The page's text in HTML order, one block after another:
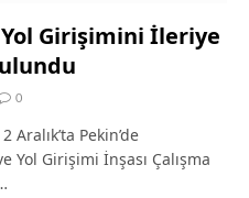
Girişimini İleriye
0
Aralık’ta Pekin’de
Girişimi İnşası Çalışma